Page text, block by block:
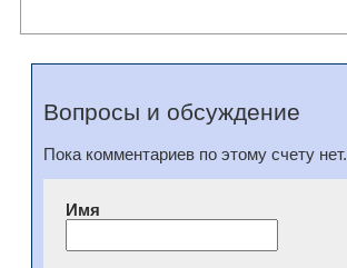
Вопросы и обсуждение
Пока комментариев по этому счету нет.
Имя